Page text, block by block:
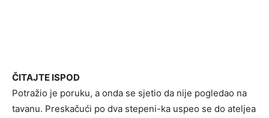
ČITAJTE ISPOD
Potražio je poruku, a onda se sjetio da nije pogledao na
tavanu. Preskačući po dva stepeni-ka uspeo se do ateljea